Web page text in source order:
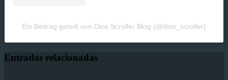
Ein Beitrag geteilt von Dice Scroller Blog (@dice_scroller)
Entradas relacionadas